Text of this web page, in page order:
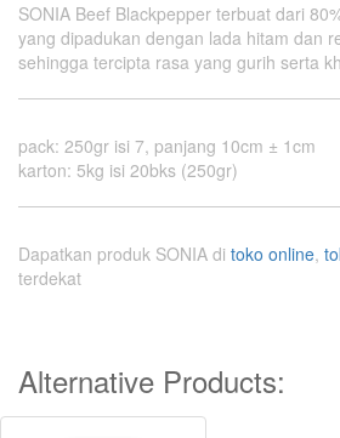
SONIA Beef Blackpepper terbuat dari
yang dipadukan dengan lada hitam dan
sehingga tercipta rasa yang gurih serta
pack: 250gr isi 7, panjang 10cm ± 1cm
karton: 5kg isi 20bks (250gr)
Dapatkan produk SONIA di toko online,
terdekat
Alternative Products: